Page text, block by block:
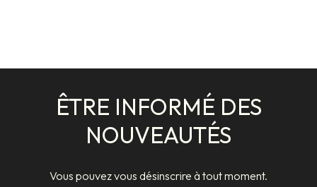
ÊTRE INFORMÉ DES
NOUVEAUTÉS
Vous pouvez vous désinscrire à tout moment.